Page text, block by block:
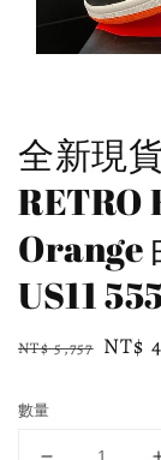
全新現
RETRO
Orange
US11
Regular
NT$ 5,757 Sale
NT$
數量